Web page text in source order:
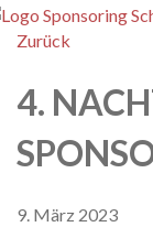
Zurück
4.
9. März 2023